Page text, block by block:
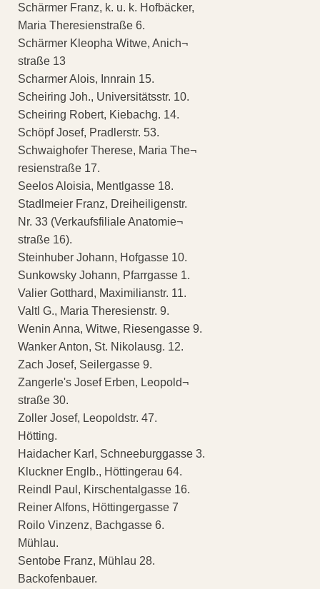
Schärmer Franz, k. u. k. Hofbäcker,
Maria Theresienstraße 6.
Schärmer Kleopha Witwe, Anich¬
straße 13
Scharmer Alois, Innrain 15.
Scheiring Joh., Universitätsstr. 10.
Scheiring Robert, Kiebachg. 14.
Schöpf Josef, Pradlerstr. 53.
Schwaighofer Therese, Maria The¬
resienstraße 17.
Seelos Aloisia, Mentlgasse 18.
Stadlmeier Franz, Dreiheiligenstr.
Nr. 33 (Verkaufsfiliale Anatomie¬
straße 16).
Steinhuber Johann, Hofgasse 10.
Sunkowsky Johann, Pfarrgasse 1.
Valier Gotthard, Maximilianstr. 11.
Valtl G., Maria Theresienstr. 9.
Wenin Anna, Witwe, Riesengasse 9.
Wanker Anton, St. Nikolausg. 12.
Zach Josef, Seilergasse 9.
Zangerle's Josef Erben, Leopold¬
straße 30.
Zoller Josef, Leopoldstr. 47.
Hötting.
Haidacher Karl, Schneeburggasse 3.
Kluckner Englb., Höttingerau 64.
Reindl Paul, Kirschentalgasse 16.
Reiner Alfons, Höttingergasse 7
Roilo Vinzenz, Bachgasse 6.
Mühlau.
Sentobe Franz, Mühlau 28.
Backofenbauer.